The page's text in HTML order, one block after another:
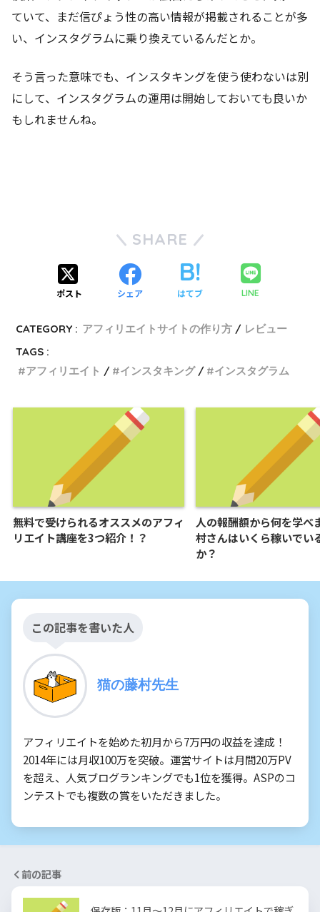
ていて、まだ信ぴょう性の高い情報が掲載されることが多
い、インスタグラムに乗り換えているんだとか。
そう言った意味でも、インスタキングを使う使わないは別
にして、インスタグラムの運用は開始しておいても良いか
もしれませんね。
SHARE
ポスト シェア はてブ LINE
CATEGORY : アフィリエイトサイトの作り方
レビュー
TAGS :
アフィリエイト
インスタキング インスタグラム
無料で受けられるオススメのアフィ
リエイト講座を3つ紹介！？
人の報酬額から何を学べ
村さんはいくら稼いでい
か？
この記事を書いた人
猫の藤村先生
アフィリエイトを始めた初月から7万円の収益を達成！
2014年には月収100万を突破。運営サイトは月間20万PV
を超え、人気ブログランキングでも1位を獲得。ASPのコ
ンテストでも複数の賞をいただきました。
前の記事